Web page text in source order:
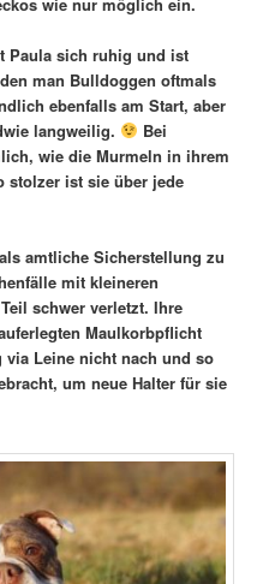
Paula sich ruhig und ist
man Bulldoggen oftmals
ebenfalls am Start, aber
langweilig.
Bei
wie die Murmeln in ihrem
stolzer ist sie über jede
amtliche Sicherstellung zu
mit kleineren
schwer verletzt. Ihre
Maulkorbpflicht
Leine nicht nach und so
um neue Halter für sie